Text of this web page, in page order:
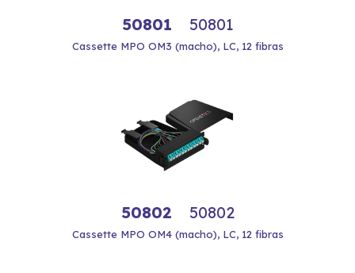
50801 50801
Cassette MPO OM3 (macho), LC, 12 fibras
50802 50802
Cassette MPO OM4 (macho), LC, 12 fibras